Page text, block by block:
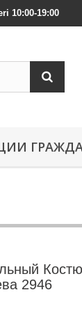
10:00-19:00
2946